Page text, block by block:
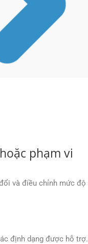
phạm vi
và điều chỉnh mức độ
định dạng được hỗ trợ.